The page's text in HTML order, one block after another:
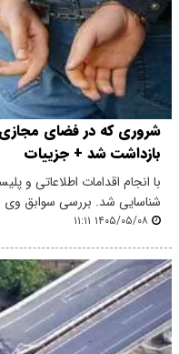
شروری که در فضای
بازداشت شد + جزییات
شناسایی شد. بررسی سوابق وی
۱۴۰۵/۰۵/۰۸ ۱۱:۱۱